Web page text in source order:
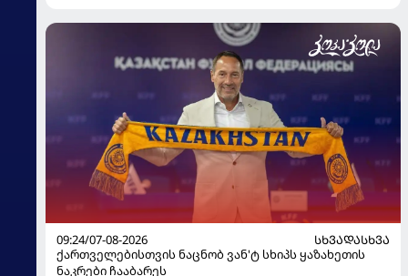
09:24/07-08-2026
ᲡᲮᲕᲐᲓᲐᲡᲮᲕᲐ
ქართველებისთვის ნაცნობ ვან'ტ სხიპს ყაზახეთის
ნაკრები ჩააბარეს